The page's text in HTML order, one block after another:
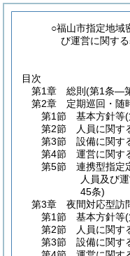
○福山市指定地域
び運営に関す
目次
第1章
総則 (第1条―
第2章
定期巡回・随
第1節
基本方針等(
第2節
人員に関す
第3節
設備に関す
第4節
運営に関す
第5節
連携型指定
人員及び
45条)
第3章
夜間対応型訪
第1節
基本方針等
第2節
人員に関す
第3節
設備に関す